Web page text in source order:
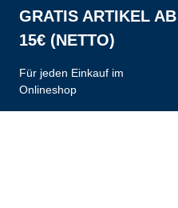
GRATIS ARTIKEL AB
15€ (NETTO)
Für jeden Einkauf im
Onlineshop